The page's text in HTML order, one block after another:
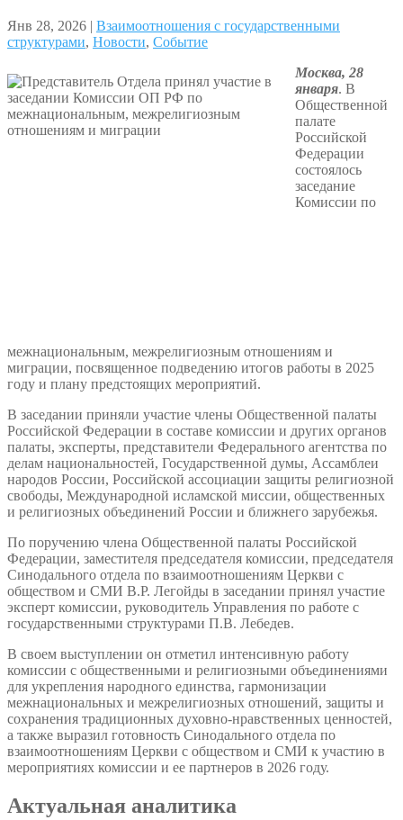
Янв 28, 2026 | Взаимоотношения с государственными
структурами, Новости, Событие
Москва, 28
января. В
Общественной
палате
Российской
Федерации
состоялось
заседание
Комиссии по
межнациональным, межрелигиозным отношениям и
миграции, посвященное подведению итогов работы в 2025
году и плану предстоящих мероприятий.
В заседании приняли участие члены Общественной палаты
Российской Федерации в составе комиссии и других органов
палаты, эксперты, представители Федерального агентства по
делам национальностей, Государственной думы, Ассамблеи
народов России, Российской ассоциации защиты религиозной
свободы, Международной исламской миссии, общественных
и религиозных объединений России и ближнего зарубежья.
По поручению члена Общественной палаты Российской
Федерации, заместителя председателя комиссии, председателя
Синодального отдела по взаимоотношениям Церкви с
обществом и СМИ В.Р. Легойды в заседании принял участие
эксперт комиссии, руководитель Управления по работе с
государственными структурами П.В. Лебедев.
В своем выступлении он отметил интенсивную работу
комиссии с общественными и религиозными объединениями
для укрепления народного единства, гармонизации
межнациональных и межрелигиозных отношений, защиты и
сохранения традиционных духовно-нравственных ценностей,
а также выразил готовность Синодального отдела по
взаимоотношениям Церкви с обществом и СМИ к участию в
мероприятиях комиссии и ее партнеров в 2026 году.
Актуальная аналитика